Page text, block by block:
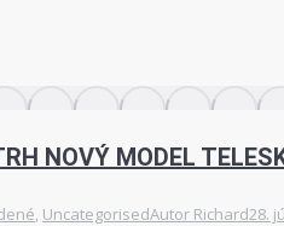
NOVÝ MODEL
, UncategorisedAutor Richard28.